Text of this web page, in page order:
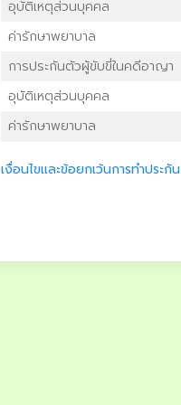
อุบัติเหตุส่วนบุคคล
ค่ารักษาพยาบาล
การประกันตัวผู้ขับขี่ในคดีอาญา
อุบัติเหตุส่วนบุคคล
ค่ารักษาพยาบาล
เงื่อนไขและข้อยกเว้นการทำประกัน